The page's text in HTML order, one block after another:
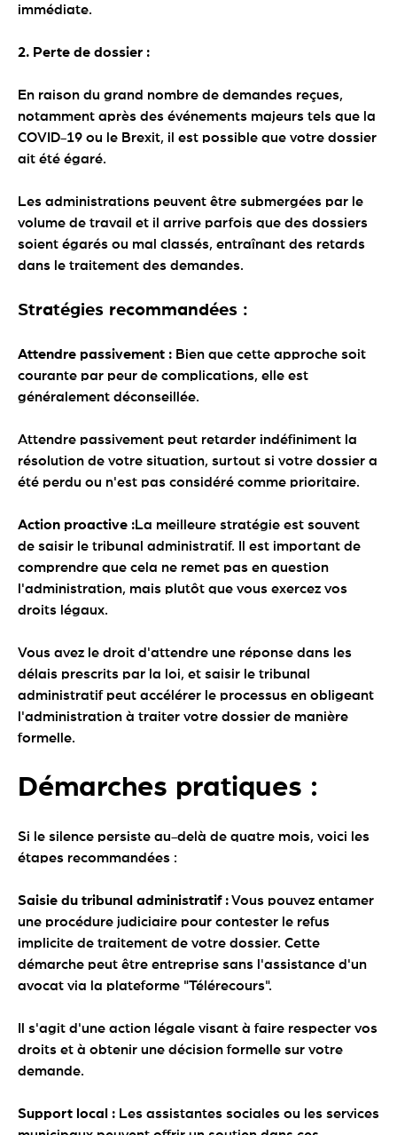
immédiate.
2. Perte de dossier :
En raison du grand nombre de demandes reçues,
notamment après des événements majeurs tels que la
COVID-19 ou le Brexit, il est possible que votre dossier
ait été égaré.
Les administrations peuvent être submergées par le
volume de travail et il arrive parfois que des dossiers
soient égarés ou mal classés, entraînant des retards
dans le traitement des demandes.
Stratégies recommandées :
Attendre passivement : Bien que cette approche soit
courante par peur de complications, elle est
généralement déconseillée.
Attendre passivement peut retarder indéfiniment la
résolution de votre situation, surtout si votre dossier a
été perdu ou n'est pas considéré comme prioritaire.
Action proactive :La meilleure stratégie est souvent
de saisir le tribunal administratif. Il est important de
comprendre que cela ne remet pas en question
l'administration, mais plutôt que vous exercez vos
droits légaux.
Vous avez le droit d'attendre une réponse dans les
délais prescrits par la loi, et saisir le tribunal
administratif peut accélérer le processus en obligeant
l'administration à traiter votre dossier de manière
formelle.
Démarches pratiques :
Si le silence persiste au-delà de quatre mois, voici les
étapes recommandées :
Saisie du tribunal administratif :Vous pouvez entamer
une procédure judiciaire pour contester le refus
implicite de traitement de votre dossier. Cette
démarche peut être entreprise sans l'assistance d'un
avocat via la plateforme "Télérecours".
Il s'agit d'une action légale visant à faire respecter vos
droits et à obtenir une décision formelle sur votre
demande.
Support local : Les assistantes sociales ou les services